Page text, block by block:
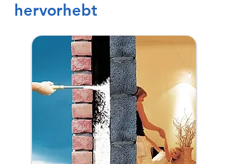
hervorhebt